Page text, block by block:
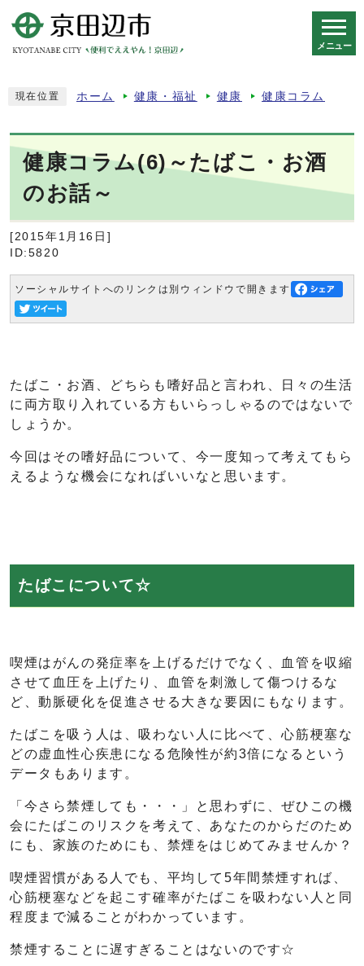
メニュー
現在位置 ホーム 健康・福祉 健康 健康コラム
健康コラム(6)～たばこ・お酒
のお話～
[2015年1月16日]
ID:5820
ソーシャルサイトへのリンクは別ウィンドウで開きます
たばこ・お酒、どちらも嗜好品と言われ、日々の生活
に両方取り入れている方もいらっしゃるのではないで
しょうか。
今回はその嗜好品について、今一度知って考えてもら
えるような機会になればいいなと思います。
たばこについて☆
喫煙はがんの発症率を上げるだけでなく、血管を収縮
させて血圧を上げたり、血管を刺激して傷つけるな
ど、動脈硬化を促進させる大きな要因にもなります。
たばこを吸う人は、吸わない人に比べて、心筋梗塞な
どの虚血性心疾患になる危険性が約3倍になるという
データもあります。
「今さら禁煙しても・・・」と思わずに、ぜひこの機
会にたばこのリスクを考えて、あなたのからだのため
にも、家族のためにも、禁煙をはじめてみませんか？
喫煙習慣がある人でも、平均して5年間禁煙すれば、
心筋梗塞などを起こす確率がたばこを吸わない人と同
程度まで減ることがわかっています。
禁煙することに遅すぎることはないのです☆